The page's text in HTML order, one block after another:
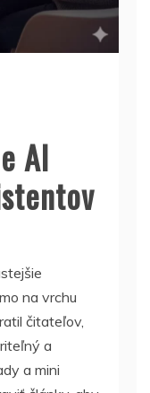
AI
na vrchu
čitateľov,
a
a mini